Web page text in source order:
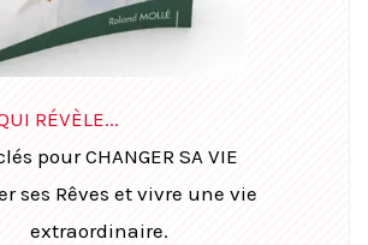
RÉVÈLE...
pour CHANGER SA VIE
ses Rêves et vivre une vie
extraordinaire.